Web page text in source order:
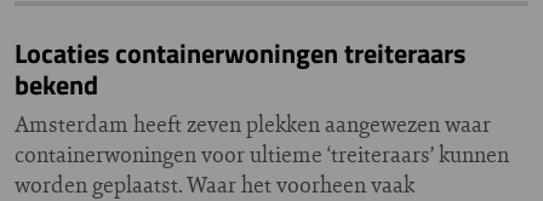
Locaties containerwoningen treiteraars
bekend
Amsterdam heeft zeven plekken aangewezen waar
containerwoningen voor ultieme ‘treiteraars’ kunnen
worden geplaatst. Waar het voorheen vaak